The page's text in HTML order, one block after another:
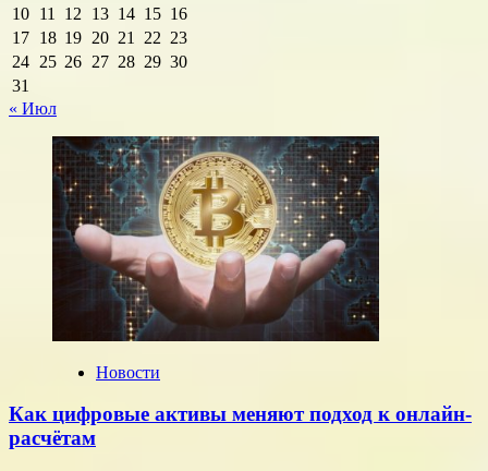
тревожный
сигнал.
Почему
инвесторам
сверхприбылей?
10 11 12 13 14 15 16
17 18 19 20 21 22 23
24 25 26 27 28 29 30
31
« Июл
Новости
Как цифровые активы меняют подход к онлайн-
расчётам